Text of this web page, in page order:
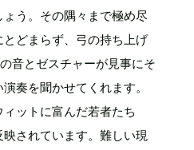
ょう。その隅々まで極め尽
とどまらず、弓の持ち上げ
音とゼスチャーが見事にそ
奏を聞かせてくれます。
ットに富んだ若者たち
されています。難しい現